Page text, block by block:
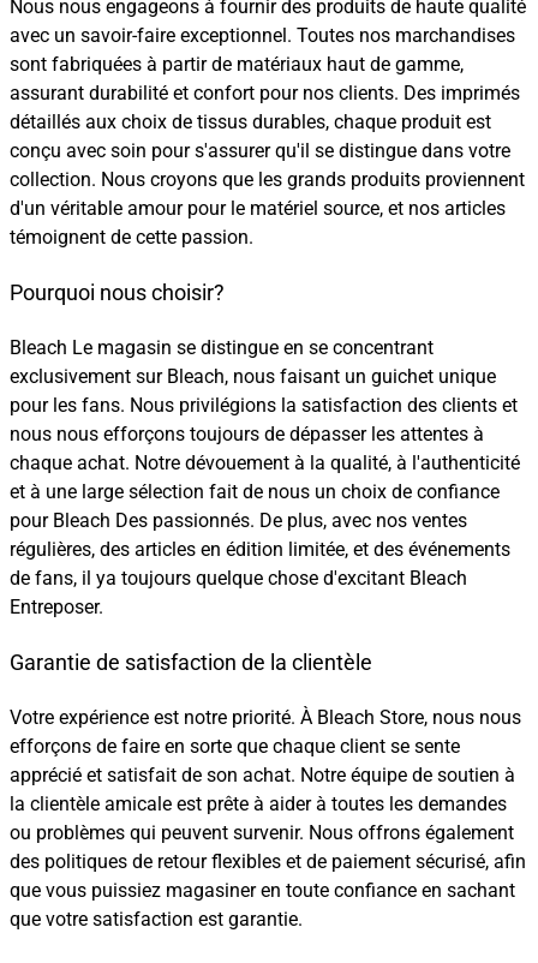
Nous nous engageons à fournir des produits de haute qualité
avec un savoir-faire exceptionnel. Toutes nos marchandises
sont fabriquées à partir de matériaux haut de gamme,
assurant durabilité et confort pour nos clients. Des imprimés
détaillés aux choix de tissus durables, chaque produit est
conçu avec soin pour s'assurer qu'il se distingue dans votre
collection. Nous croyons que les grands produits proviennent
d'un véritable amour pour le matériel source, et nos articles
témoignent de cette passion.
Pourquoi nous choisir?
Bleach Le magasin se distingue en se concentrant
exclusivement sur Bleach, nous faisant un guichet unique
pour les fans. Nous privilégions la satisfaction des clients et
nous nous efforçons toujours de dépasser les attentes à
chaque achat. Notre dévouement à la qualité, à l'authenticité
et à une large sélection fait de nous un choix de confiance
pour Bleach Des passionnés. De plus, avec nos ventes
régulières, des articles en édition limitée, et des événements
de fans, il ya toujours quelque chose d'excitant Bleach
Entreposer.
Garantie de satisfaction de la clientèle
Votre expérience est notre priorité. À Bleach Store, nous nous
efforçons de faire en sorte que chaque client se sente
apprécié et satisfait de son achat. Notre équipe de soutien à
la clientèle amicale est prête à aider à toutes les demandes
ou problèmes qui peuvent survenir. Nous offrons également
des politiques de retour flexibles et de paiement sécurisé, afin
que vous puissiez magasiner en toute confiance en sachant
que votre satisfaction est garantie.